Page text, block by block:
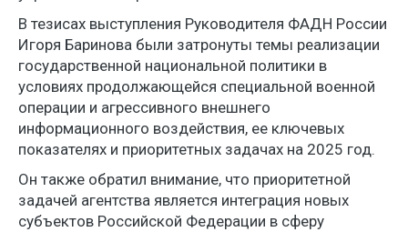
В тезисах выступления Руководителя ФАДН России
Игоря Баринова были затронуты темы реализации
государственной национальной политики в
условиях продолжающейся специальной военной
операции и агрессивного внешнего
информационного воздействия, ее ключевых
показателях и приоритетных задачах на 2025 год.
Он также обратил внимание, что приоритетной
задачей агентства является интеграция новых
субъектов Российской Федерации в сферу